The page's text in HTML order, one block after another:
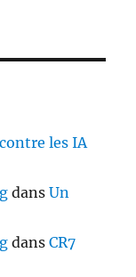
les IA
dansUn
dansCR7